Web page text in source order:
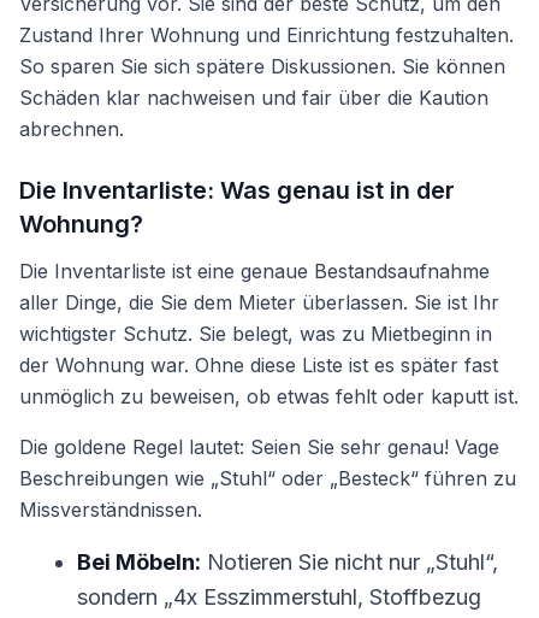
Zustand Ihrer Wohnung und Einrichtung festzuhalten.
So sparen Sie sich spätere Diskussionen. Sie können
Schäden klar nachweisen und fair über die Kaution
abrechnen.
Die Inventarliste: Was genau ist in der
Wohnung?
Die Inventarliste ist eine genaue Bestandsaufnahme
aller Dinge, die Sie dem Mieter überlassen. Sie ist Ihr
wichtigster Schutz. Sie belegt, was zu Mietbeginn in
der Wohnung war. Ohne diese Liste ist es später fast
unmöglich zu beweisen, ob etwas fehlt oder kaputt ist.
Die goldene Regel lautet: Seien Sie sehr genau! Vage
Beschreibungen wie „Stuhl“ oder „Besteck“ führen zu
Missverständnissen.
Bei Möbeln: Notieren Sie nicht nur „Stuhl“,
sondern „4x Esszimmerstuhl, Stoffbezug